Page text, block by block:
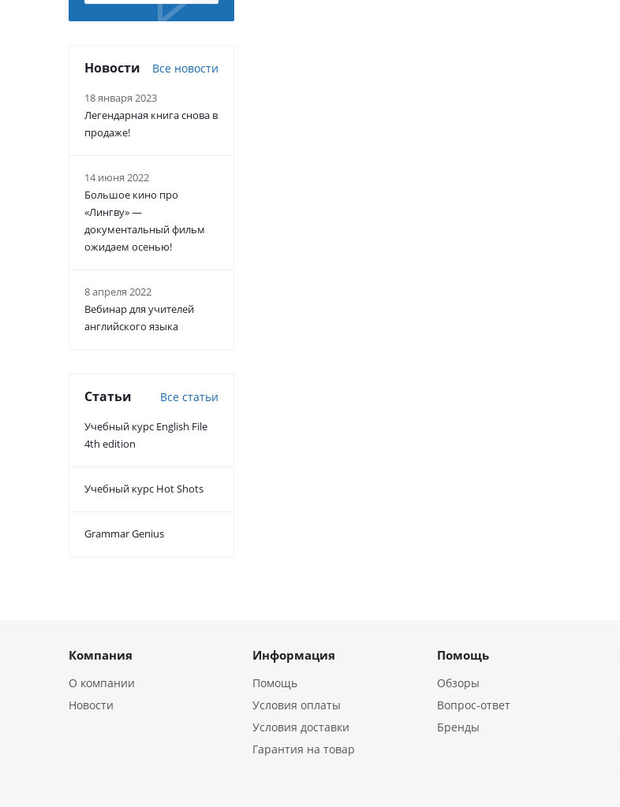
Новости Все новости
18 января 2023
Легендарная книга снова в
продаже!
14 июня 2022
Большое кино про
«Лингву» —
документальный фильм
ожидаем осенью!
8 апреля 2022
Вебинар для учителей
английского языка
Статьи Все статьи
Учебный курс English File
4th edition
Учебный курс Hot Shots
Grammar Genius
Компания
О компании
Новости
Информация
Помощь
Условия оплаты
Условия доставки
Гарантия на товар
Помощь
Обзоры
Вопрос-ответ
Бренды